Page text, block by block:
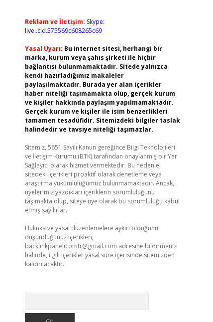
Reklam ve İletişim: Skype:
live:.cid.575569c608265c69
Yasal Uyarı: Bu internet sitesi, herhangi bir
marka, kurum veya şahıs şirketi ile hiçbir
bağlantısı bulunmamaktadır. Sitede yalnızca
kendi hazırladığımız makaleler
paylaşılmaktadır. Burada yer alan içerikler
haber niteliği taşımamakta olup, gerçek kurum
ve kişiler hakkında paylaşım yapılmamaktadır.
Gerçek kurum ve kişiler ile isim benzerlikleri
tamamen tesadüfidir. Sitemizdeki bilgiler taslak
halindedir ve tavsiye niteliği taşımazlar.
Sitemiz, 5651 Sayılı Kanun gereğince Bilgi Teknolojileri
ve İletişim Kurumu (BTK) tarafından onaylanmış bir Yer
Sağlayıcı olarak hizmet vermektedir. Bu nedenle,
sitedeki içerikleri proaktif olarak denetleme veya
araştırma yükümlülüğümüz bulunmamaktadır. Ancak,
üyelerimiz yazdıkları içeriklerin sorumluluğunu
taşımakta olup, siteye üye olarak bu sorumluluğu kabul
etmiş sayılırlar.
Hukuka ve yasal düzenlemelere aykırı olduğunu
düşündüğünüz içerikleri,
backlinkpanelicomtr@gmail.com adresine bildirmeniz
halinde, ilgili içerikler yasal süre içerisinde sitemizden
kaldırılacaktır.